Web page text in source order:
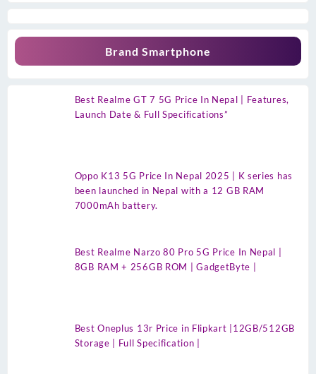
Brand Smartphone
Best Realme GT 7 5G Price In Nepal | Features,
Launch Date & Full Specifications”
Oppo K13 5G Price In Nepal 2025 | K series has
been launched in Nepal with a 12 GB RAM
7000mAh battery.
Best Realme Narzo 80 Pro 5G Price In Nepal |
8GB RAM + 256GB ROM | GadgetByte |
Best Oneplus 13r Price in Flipkart |12GB/512GB
Storage | Full Specification |